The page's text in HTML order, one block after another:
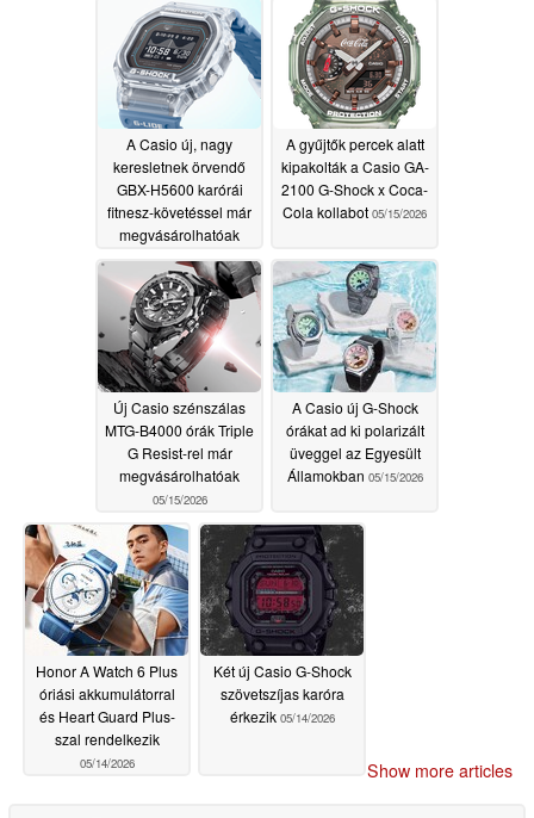
A Casio új, nagy
keresletnek örvendő
GBX-H5600 karórái
fitnesz-követéssel már
megvásárolhatóak
05/15/2026
A gyűjtők percek alatt
kipakolták a Casio GA-
2100 G-Shock x Coca-
Cola kollabot 05/15/2026
Új Casio szénszálas
MTG-B4000 órák Triple
G Resist-rel már
megvásárolhatóak
05/15/2026
A Casio új G-Shock
órákat ad ki polarizált
üveggel az Egyesült
Államokban 05/15/2026
Honor A Watch 6 Plus
óriási akkumulátorral
és Heart Guard Plus-
szal rendelkezik
05/14/2026
Két új Casio G-Shock
szövetszíjas karóra
érkezik 05/14/2026
Show more articles